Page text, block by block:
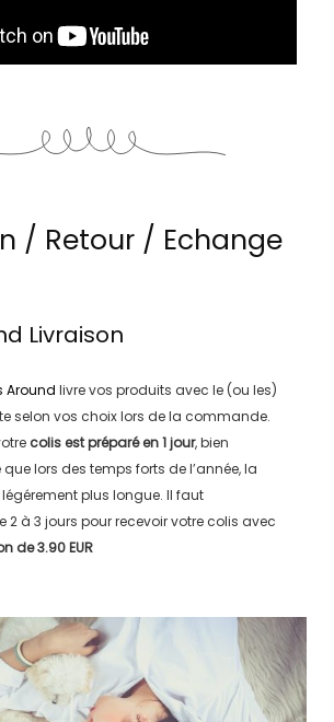
/ Retour / Echange
Livraison
Around livre vos produits avec le (ou les)
selon vos choix lors de la commande.
colis est préparé en1 jour, bien
lors des temps forts de l’année, la
plus longue. Il faut
2 à 3 jours pour recevoir votre colis avec
de3.90 EUR